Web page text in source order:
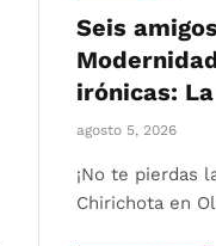
Seis
irónicas:
agosto 5, 2026
¡No te pierdas
Chirichota en